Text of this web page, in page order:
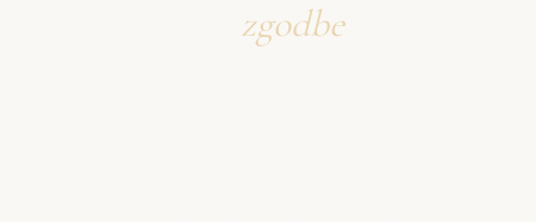
zgodbe
o fotografiranje družin